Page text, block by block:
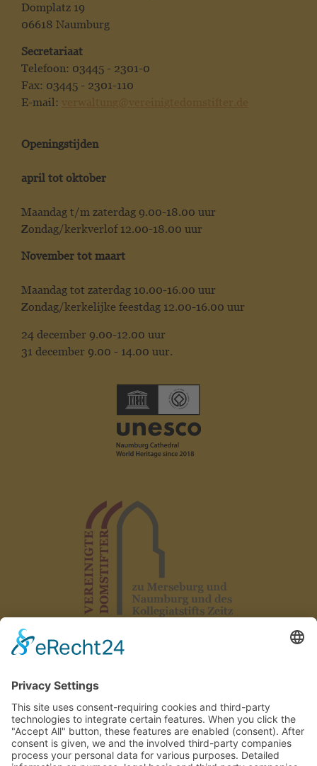
Domplatz 19
06618 Naumburg
Secretariaat
Telefoon: 03445 - 2301-0
Fax: 03445 - 2301-110
E-mail:
Openingstijden
april tot oktober
Maandag t/m zaterdag 9.00-18.00 uur
Zondag/kerkverlof 12.00-18.00 uur
November tot maart
Maandag tot zaterdag 10.00-16.00 uur
Zondag/kerkelijke feestdag 12.00-16.00 uur
24 december 9.00-12.00 uur
31 december 9.00 - 14.00 uur.